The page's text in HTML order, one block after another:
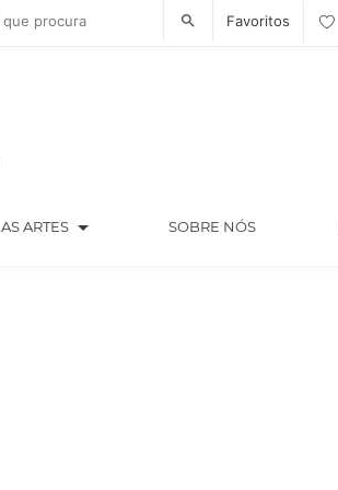
search Favoritos
AS ARTES arrow_drop_down SOBRE NÓS